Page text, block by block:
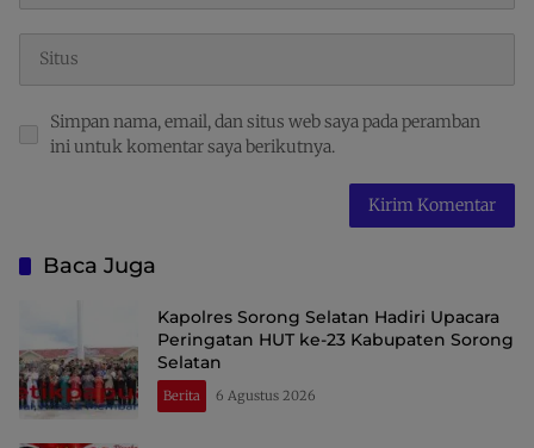
Simpan nama, email, dan situs web saya pada peramban
ini untuk komentar saya berikutnya.
Baca Juga
Kapolres Sorong Selatan Hadiri Upacara
Peringatan HUT ke-23 Kabupaten Sorong
Selatan
Berita 6 Agustus 2026